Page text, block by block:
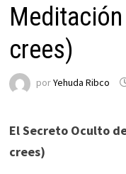
crees)
porYehuda Ribco
El Secreto Oculto
crees)